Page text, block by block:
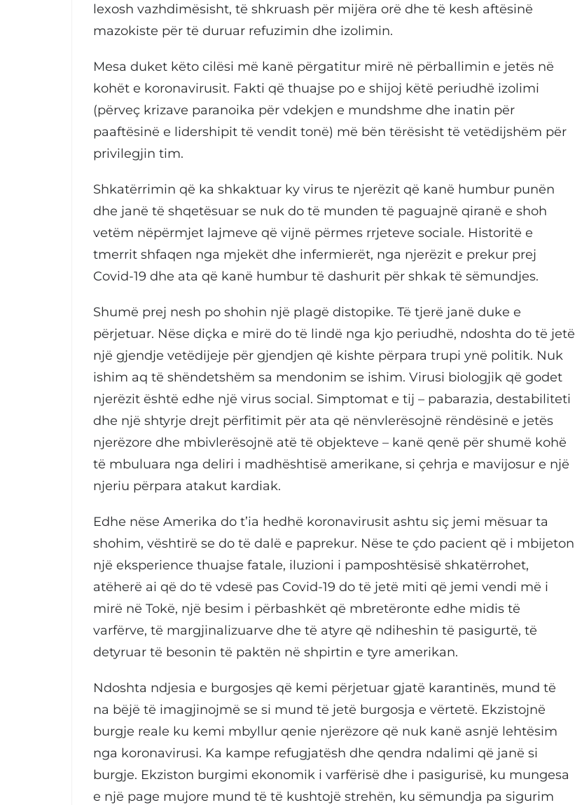
lexosh vazhdimësisht, të shkruash për mijëra orë dhe të kesh aftësinë
mazokiste për të duruar refuzimin dhe izolimin.
Mesa duket këto cilësi më kanë përgatitur mirë në përballimin e jetës në
kohët e koronavirusit. Fakti që thuajse po e shijoj këtë periudhë izolimi
(përveç krizave paranoika për vdekjen e mundshme dhe inatin për
paaftësinë e lidershipit të vendit tonë) më bën tërësisht të vetëdijshëm për
privilegjin tim.
Shkatërrimin që ka shkaktuar ky virus te njerëzit që kanë humbur punën
dhe janë të shqetësuar se nuk do të munden të paguajnë qiranë e shoh
vetëm nëpërmjet lajmeve që vijnë përmes rrjeteve sociale. Historitë e
tmerrit shfaqen nga mjekët dhe infermierët, nga njerëzit e prekur prej
Covid-19 dhe ata që kanë humbur të dashurit për shkak të sëmundjes.
Shumë prej nesh po shohin një plagë distopike. Të tjerë janë duke e
përjetuar. Nëse diçka e mirë do të lindë nga kjo periudhë, ndoshta do të jetë
një gjendje vetëdijeje për gjendjen që kishte përpara trupi ynë politik. Nuk
ishim aq të shëndetshëm sa mendonim se ishim. Virusi biologjik që godet
njerëzit është edhe një virus social. Simptomat e tij – pabarazia, destabiliteti
dhe një shtyrje drejt përfitimit për ata që nënvlerësojnë rëndësinë e jetës
njerëzore dhe mbivlerësojnë atë të objekteve – kanë qenë për shumë kohë
të mbuluara nga deliri i madhështisë amerikane, si çehrja e mavijosur e një
njeriu përpara atakut kardiak.
Edhe nëse Amerika do t’ia hedhë koronavirusit ashtu siç jemi mësuar ta
shohim, vështirë se do të dalë e paprekur. Nëse te çdo pacient që i mbijeton
një eksperience thuajse fatale, iluzioni i pamposhtësisë shkatërrohet,
atëherë ai që do të vdesë pas Covid-19 do të jetë miti që jemi vendi më i
mirë në Tokë, një besim i përbashkët që mbretëronte edhe midis të
varfërve, të margjinalizuarve dhe të atyre që ndiheshin të pasigurtë, të
detyruar të besonin të paktën në shpirtin e tyre amerikan.
Ndoshta ndjesia e burgosjes që kemi përjetuar gjatë karantinës, mund të
na bëjë të imagjinojmë se si mund të jetë burgosja e vërtetë. Ekzistojnë
burgje reale ku kemi mbyllur qenie njerëzore që nuk kanë asnjë lehtësim
nga koronavirusi. Ka kampe refugjatësh dhe qendra ndalimi që janë si
burgje. Ekziston burgimi ekonomik i varfërisë dhe i pasigurisë, ku mungesa
e një page mujore mund të të kushtojë strehën, ku sëmundja pa sigurim